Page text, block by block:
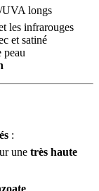
longs
les infrarouges
et satiné
peau
:
une très haute